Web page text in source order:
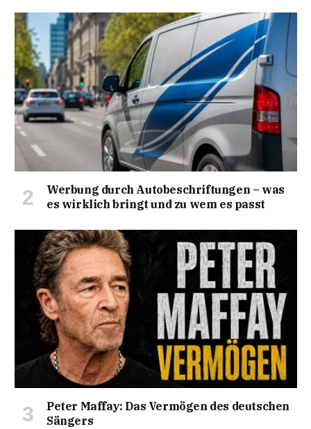
Werbung durch Autobeschriftungen – was
es wirklich bringt und zu wem es passt
Peter Maffay: Das Vermögen des deutschen
Sängers